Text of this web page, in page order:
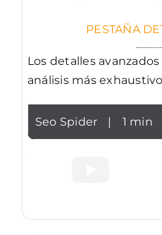
PESTAÑA
Los detalles
análisis más
Seo Spider | 1 min